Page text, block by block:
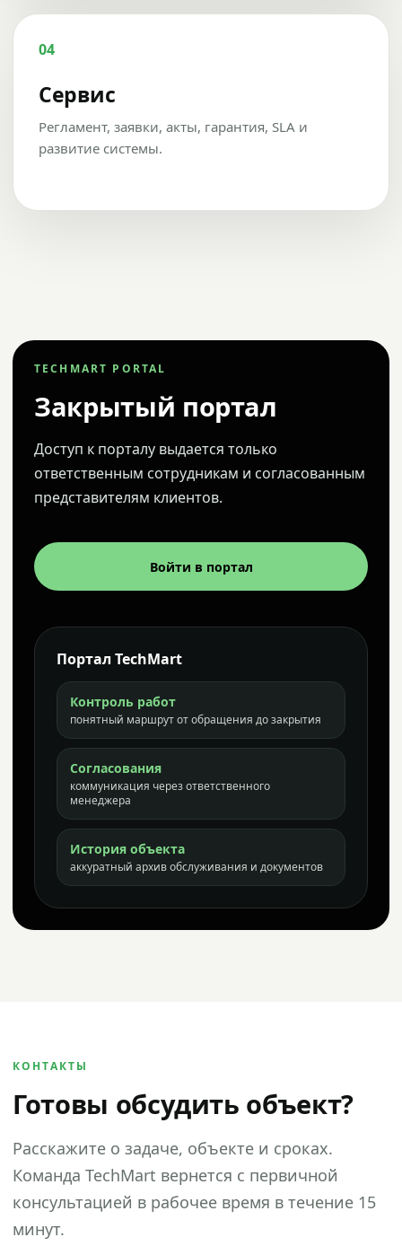
04
Сервис
Регламент, заявки, акты, гарантия, SLA и
развитие системы.
TECHMART PORTAL
Закрытый портал
Доступ к порталу выдается только
ответственным сотрудникам и согласованным
представителям клиентов.
Войти в портал
Портал TechMart
Контроль работ
понятный маршрут от обращения до закрытия
Согласования
коммуникация через ответственного
менеджера
История объекта
аккуратный архив обслуживания и документов
КОНТАКТЫ
Готовы обсудить объект?
Расскажите о задаче, объекте и сроках.
Команда TechMart вернется с первичной
консультацией в рабочее время в течение 15
минут.